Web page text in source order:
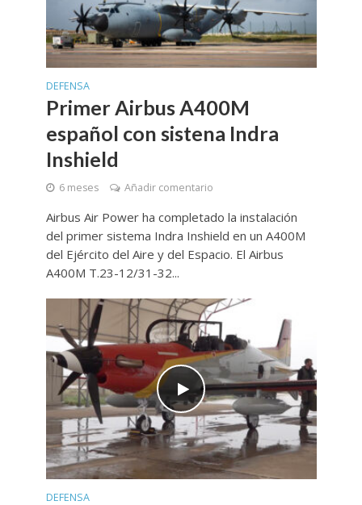
DEFENSA
Primer Airbus A400M
español con sistena Indra
Inshield
6 meses Añadir comentario
Airbus Air Power ha completado la instalación
del primer sistema Indra Inshield en un A400M
del Ejército del Aire y del Espacio. El Airbus
A400M T.23-12/31-32...
DEFENSA